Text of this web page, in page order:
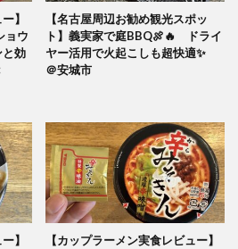
】
ョウ
と効
【名古屋周辺お勧め観光スポッ
ト】義実家で庭BBQ🍖🔥 ドライ
ヤー活用で火起こしも超快適✨
＠安城市
】
【カップラーメン実食レビュー】